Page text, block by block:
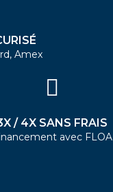
Amex
/ 4X SANS FRAIS
avec FLOA